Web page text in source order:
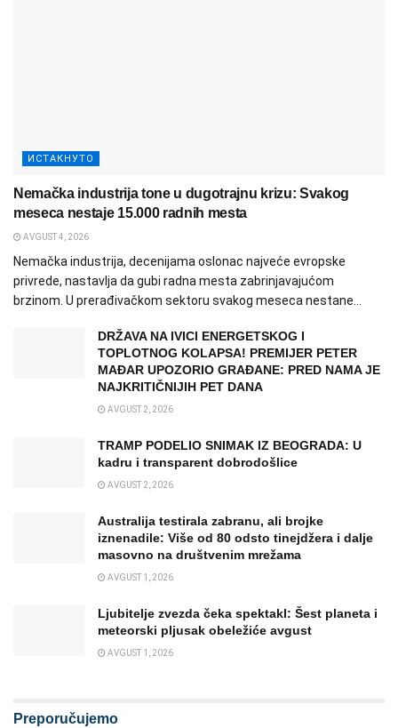
ИСТАКНУТО
Nemačka industrija tone u dugotrajnu krizu: Svakog
meseca nestaje 15.000 radnih mesta
AVGUST 4, 2026
Nemačka industrija, decenijama oslonac najveće evropske
privrede, nastavlja da gubi radna mesta zabrinjavajućom
brzinom. U prerađivačkom sektoru svakog meseca nestane...
DRŽAVA NA IVICI ENERGETSKOG I
TOPLOTNOG KOLAPSA! PREMIJER PETER
MAĐAR UPOZORIO GRAĐANE: PRED NAMA JE
NAJKRITIČNIJIH PET DANA
AVGUST 2, 2026
TRAMP PODELIO SNIMAK IZ BEOGRADA: U
kadru i transparent dobrodošlice
AVGUST 2, 2026
Australija testirala zabranu, ali brojke
iznenadile: Više od 80 odsto tinejdžera i dalje
masovno na društvenim mrežama
AVGUST 1, 2026
Ljubitelje zvezda čeka spektakl: Šest planeta i
meteorski pljusak obeležiće avgust
AVGUST 1, 2026
Preporučujemo